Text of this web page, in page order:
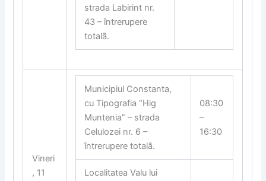
strada Labirint nr.
43 – întrerupere
totalã.
Vineri
, 11
Municipiul Constanta,
cu Tipografia “Hig
Muntenia” – strada
Celulozei nr. 6 –
întrerupere totalã.
08:30
–
16:30
Localitatea Valu lui